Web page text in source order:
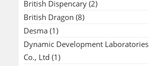
British Dispencary (2)
British Dragon (8)
Desma (1)
Dynamic Development Laboratories
Co., Ltd (1)